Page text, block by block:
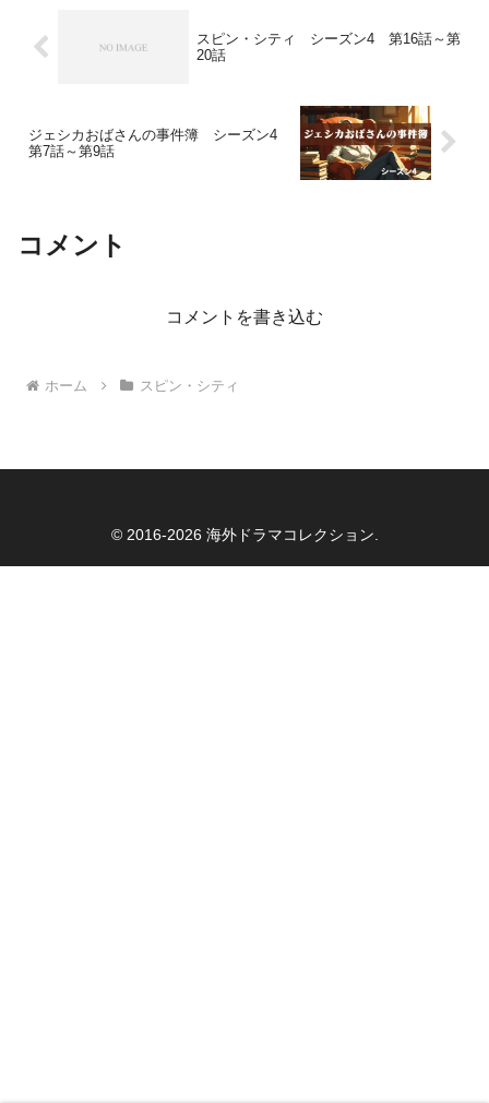
スピン・シティ シーズン4 第16話～第
20話
ジェシカおばさんの事件簿 シーズン4
第7話～第9話
コメント
コメントを書き込む
ホーム スピン・シティ
© 2016-2026 海外ドラマコレクション.